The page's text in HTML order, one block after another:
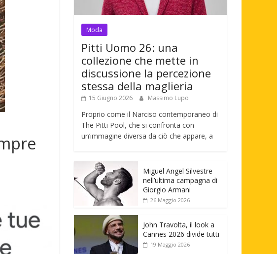
Moda
Pitti Uomo 26: una
collezione che mette in
discussione la percezione
stessa della maglieria
15 Giugno 2026 Massimo Lupo
Proprio come il Narciso contemporaneo di
The Pitti Pool, che si confronta con
un’immagine diversa da ciò che appare, a
Miguel Angel Silvestre
nell’ultima campagna di
Giorgio Armani
26 Maggio 2026
John Travolta, il look a
Cannes 2026 divide tutti
19 Maggio 2026